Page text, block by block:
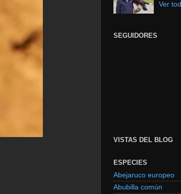
Ver
SEGUIDORES
VISTAS DEL BLOG
ESPECIES
Abejaruco europeo
Abubilla común